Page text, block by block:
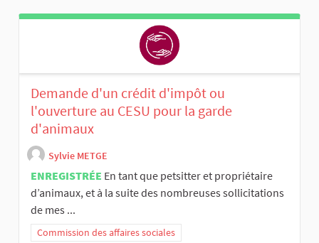
Demande d'un crédit d'impôt ou
l'ouverture au CESU pour la garde
d'animaux
Sylvie METGE
ENREGISTRÉE En tant que petsitter et propriétaire
d’animaux, et à la suite des nombreuses sollicitations
de mes ...
Commission des affaires sociales